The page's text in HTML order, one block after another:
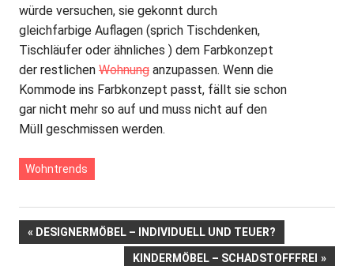
würde versuchen, sie gekonnt durch
gleichfarbige Auflagen (sprich Tischdenken,
Tischläufer oder ähnliches ) dem Farbkonzept
der restlichen Wohnung anzupassen. Wenn die
Kommode ins Farbkonzept passt, fällt sie schon
gar nicht mehr so auf und muss nicht auf den
Müll geschmissen werden.
Wohntrends
Beitrags-
VORHERIGER
DESIGNERMÖBEL – INDIVIDUELL UND TEUER?
NÄCHSTER
KINDERMÖBEL – SCHADSTOFFFREI